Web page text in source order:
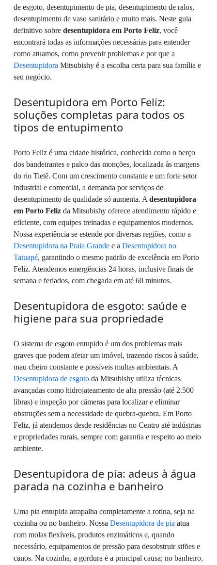
de esgoto, desentupimento de pia, desentupimento de ralos,
desentupimento de vaso sanitário e muito mais. Neste guia
definitivo sobre desentupidora em Porto Feliz, você
encontrará todas as informações necessárias para entender
como atuamos, como prevenir problemas e por que a
Desentupidora Mitsubishy é a escolha certa para sua família e
seu negócio.
Desentupidora em Porto Feliz:
soluções completas para todos os
tipos de entupimento
Porto Feliz é uma cidade histórica, conhecida como o berço
dos bandeirantes e palco das monções, localizada às margens
do rio Tietê. Com um crescimento constante e um forte setor
industrial e comercial, a demanda por serviços de
desentupimento de qualidade só aumenta. A desentupidora
em Porto Feliz da Mitsubishy oferece atendimento rápido e
eficiente, com equipes treinadas e equipamentos modernos.
Nossa experiência se estende por diversas regiões, como a
Desentupidora na Praia Grande e a Desentupidora no
Tatuapé, garantindo o mesmo padrão de excelência em Porto
Feliz. Atendemos emergências 24 horas, inclusive finais de
semana e feriados, com chegada em até 60 minutos.
Desentupidora de esgoto: saúde e
higiene para sua propriedade
O sistema de esgoto entupido é um dos problemas mais
graves que podem afetar um imóvel, trazendo riscos à saúde,
mau cheiro constante e possíveis multas ambientais. A
Desentupidora de esgoto da Mitsubishy utiliza técnicas
avançadas como hidrojateamento de alta pressão (até 2.500
libras) e inspeção por câmeras para localizar e eliminar
obstruções sem a necessidade de quebra-quebra. Em Porto
Feliz, já atendemos desde residências no Centro até indústrias
e propriedades rurais, sempre com garantia e respeito ao meio
ambiente.
Desentupidora de pia: adeus à água
parada na cozinha e banheiro
Uma pia entupida atrapalha completamente a rotina, seja na
cozinha ou no banheiro. Nossa Desentupidora de pia atua
com molas flexíveis, produtos enzimáticos e, quando
necessário, equipamentos de pressão para desobstruir sifões e
canos. Na cozinha, a gordura é a principal causa; no banheiro,